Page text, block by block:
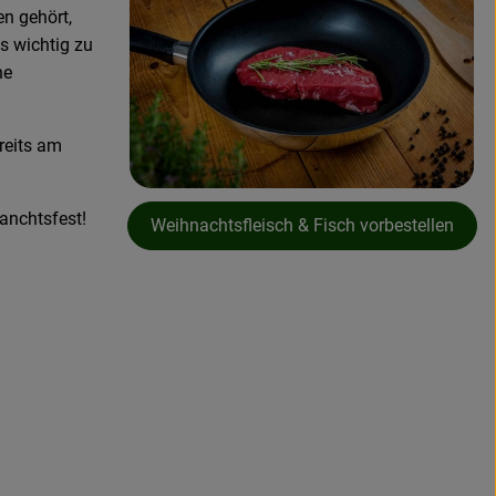
gehört,
wichtig zu
am
Weihnachtsfleisch & Fisch vorbestellen